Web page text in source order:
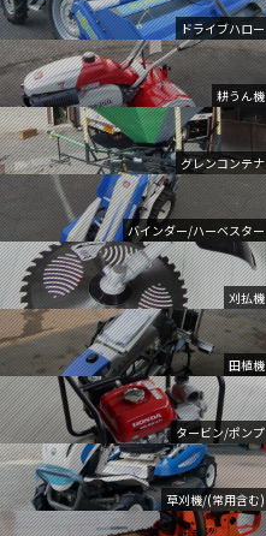
ドライブハロー
耕うん機
グレンコンテナ
バインダー/ハーベスター
刈払機
田植機
タービン/ポンプ
草刈機/(常用含む)